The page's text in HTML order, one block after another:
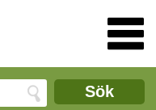
Sök